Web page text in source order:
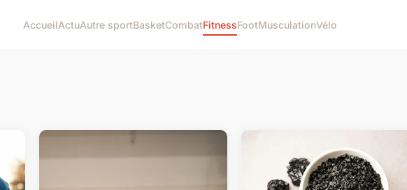
AccueilActuAutre sportBasketCombatFitnessFootMusculationVélo